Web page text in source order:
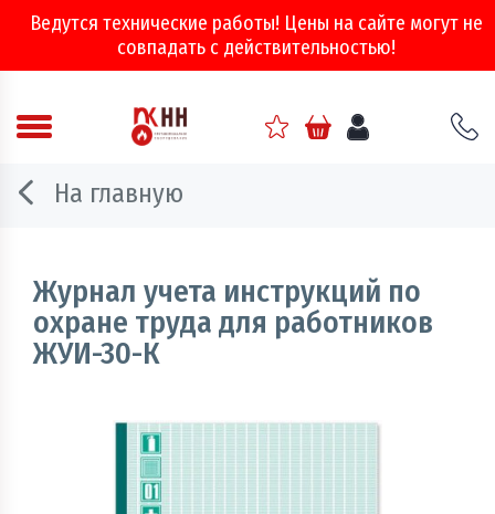
Ведутся технические работы! Цены на сайте могут не
совпадать с действительностью!
Аварийно - спасательное оборудование
Двери, ворота и люки противопожарные
Информационно-справочная литература
Огнебиозащитные составы
Огнетушители
На главную
Журнал учета инструкций по
охране труда для работников
ЖУИ-30-К